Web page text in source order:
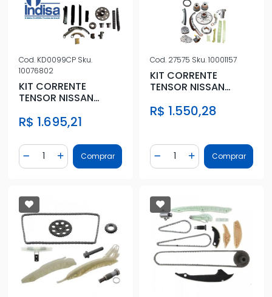
Cod. KD0099CP Sku.
10076802
KIT CORRENTE
TENSOR NISSAN
13/
R$ 1.695,21
Diminuir Quantidade
Quantidade
Adicionar Quantidade
Comprar
Cod. 27575 Sku.10001157
KIT CORRENTE
TENSOR NISSAN
2013
R$ 1.550,28
Diminuir Quantidade
Quantidade
AdicionarComprar